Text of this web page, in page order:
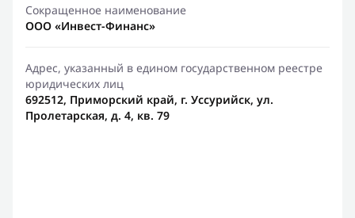
Сокращенное наименование
ООО «Инвест-Финанс»
Адрес, указанный в едином государственном реестре
юридических лиц
692512, Приморский край, г. Уссурийск, ул.
Пролетарская, д. 4, кв. 79